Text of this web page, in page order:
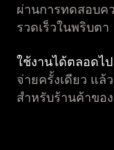
ผ่านการทดสอบค
รวดเร็วในพริบตา
ใช้งานได้ตลอดไป
จ่ายครั้งเดียว แล้
สำหรับร้านค้าขอ